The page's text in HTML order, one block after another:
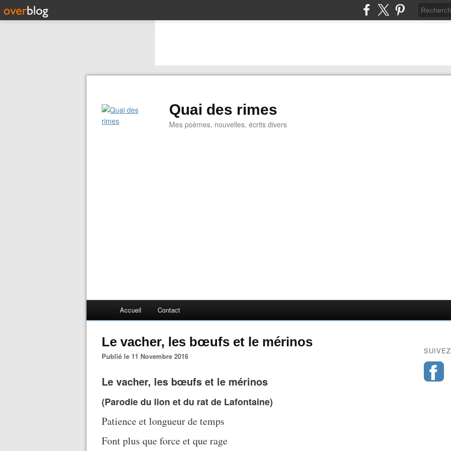
Quai des rimes
Mes poèmes, nouvelles, écrits divers
Accueil Contact
Le vacher, les bœufs et le mérinos
Publié le 11 Novembre 2016
Le vacher, les bœufs et le mérinos
(Parodie du lion et du rat de Lafontaine)
Patience et longueur de temps
Font plus que force et que rage